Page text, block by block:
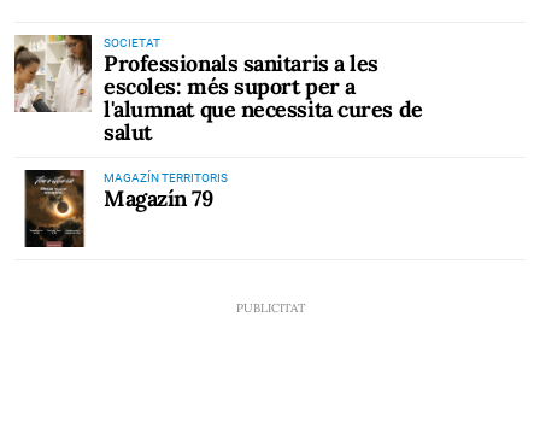
SOCIETAT
Professionals sanitaris a les
escoles: més suport per a
l'alumnat que necessita cures de
salut
MAGAZÍN TERRITORIS
Magazín 79